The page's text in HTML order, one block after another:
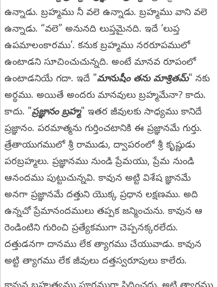
ఉన్నాడు. బ్రహ్మము నీ వలె ఉన్నాడు. బ్రహ్మము వాని వలె
ఉన్నాడు. “వలె” అనునది లుప్తమైనది. ఇదే ‘లుప్త
ఉపమాలంకారము’. కనుక బ్రహ్మము నరరూపములో
ఉంటాడని సూచించుచున్నది. అంటే మానవ రూపంలో
ఉంటాడనియే గదా. ఇదే "మానుషీం తను మాశ్రితమ్‌" నకు
అర్థము. అయితే అందరు మానవులు బ్రహ్మమేనా? కాదు.
కాదు. "ప్రజ్ఞానం బ్రహ్మ" ఇతర జీవులకు సాధ్యము కానిదే
ప్రజ్ఞానం. పరమాత్మను గుర్తించటానికి ఈ ప్రజ్ఞానమే గుర్తు.
త్రేతాయుగములో శ్రీ రాముడు, ద్వాపరంలో శ్రీ కృష్ణుడు
పరబ్రహ్మలు. ప్రజ్ఞానము నుండి ప్రేమయు, ప్రేమ నుండి
ఆనందము పుట్టుచున్నవి. కావున అట్టి విశేష జ్ఞానమే
అనగా ప్రజ్ఞానమే దత్తుని యొక్క ప్రధాన లక్షణము. అది
ఉన్నచో ప్రేమానందములు తప్పక జన్మించును. కావున ఆ
రెండింటిని గురించి ప్రత్యేకముగా చెప్పనక్కరలేదు.
దత్తుడనగా దానము లేక త్యాగము చేయువాడు. కావున
అట్టి త్యాగము లేక జీవులు దత్తస్వరూపులు కాలేరు.